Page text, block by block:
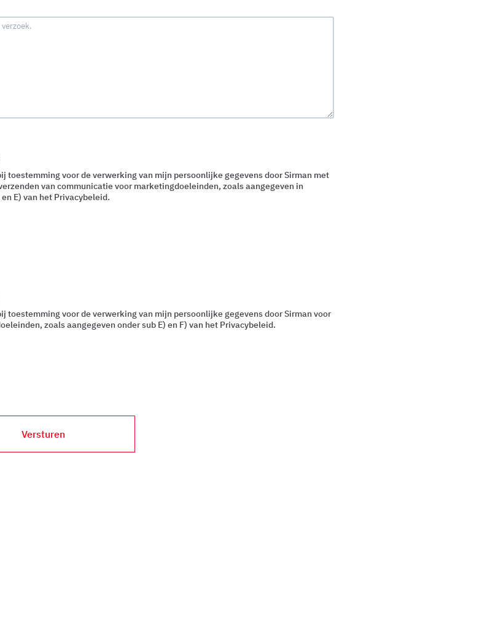
toestemming voor de verwerking van mijn persoonlijke gegevens door Sirman met
van communicatie voor marketingdoeleinden, zoals aangegeven in
E) van het Privacybeleid.
toestemming voor de verwerking van mijn persoonlijke gegevens door Sirman voor
zoals aangegeven onder sub E) en F) van het Privacybeleid.
Versturen